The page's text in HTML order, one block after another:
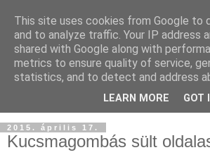
2015. április 17.
Kucsmagombás sült
This site uses cookies from Google to
and to analyze traffic. Your IP address
shared with Google along with
metrics to ensure quality of service,
statistics, and to detect and address
LEARN MORE GOT